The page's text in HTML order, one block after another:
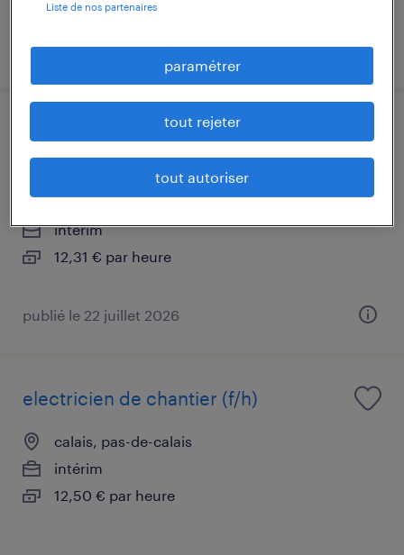
publié le 22 juillet 2026
poseurs de pieuvres électriques (h/f) -
secteur cucq (62)
colembert, pas-de-calais
intérim
12,31 € par heure
publié le 22 juillet 2026
electricien de chantier (f/h)
calais, pas-de-calais
intérim
12,50 € par heure
Liste de nos partenaires
paramétrer
tout rejeter
tout autoriser